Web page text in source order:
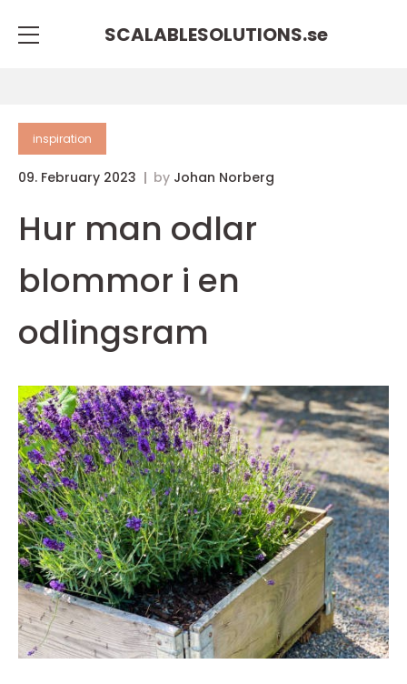
SCALABLESOLUTIONS.se
inspiration
09. February 2023 by Johan Norberg
Hur man odlar
blommor i en
odlingsram